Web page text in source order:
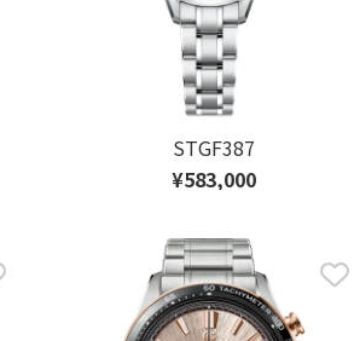
STGF387
¥583,000